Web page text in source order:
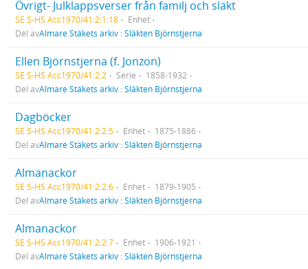
Övrigt- Julklappsverser från familj och släkt
SE S-HS Acc1970/41:2:1:18
Enhet
Del avAlmare Stäkets arkiv : Släkten Björnstjerna
Ellen Björnstjerna (f. Jonzon)
SE S-HS Acc1970/41:2:2 Serie
1858-1932
Del avAlmare Stäkets arkiv : Släkten Björnstjerna
Dagböcker
SE S-HS Acc1970/41:2:2:5 Enhet
1875-1886
Del avAlmare Stäkets arkiv : Släkten Björnstjerna
Almanackor
SE S-HS Acc1970/41:2:2:6 Enhet
1879-1905
Del avAlmare Stäkets arkiv : Släkten Björnstjerna
Almanackor
SE S-HS Acc1970/41:2:2:7 Enhet
1906-1921
Del avAlmare Stäkets arkiv : Släkten Björnstjerna